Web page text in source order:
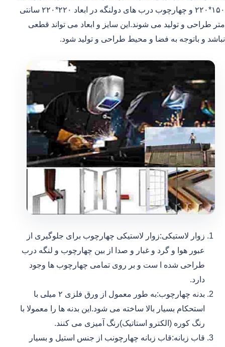
۱۵۰*۲۲۰ و چهارچوب درب های دولنگه در ابعاد ۲۲۰*۲۲۰ سانتی
متر طراحی و تولید می شوند.این سایز و ابعاد می تواند قطعی
نباشد و باتوجه به فضا و محیط طراحی و تولید شود.
زوار لاستیکی:زوار لاستیکی چهارچوب برای جلوگیری از
عبور هوا و گرد و غبار و صدا از بین چهارچوب و لنگه درب
طراحی شده ا ست و بر روی تمامی چهارچوب ها وجود
دارد.
بدنه چهارچوب:به طور معمول از ورق فلزی ۲ میلی با
استحکام بسیار بالا ساخته می شود.این بدنه ها را معمولا با
رنگ کوره (الکترو استاتیک)رنگ آمیزی می کنند.
قاب زبانه:قاب زبانه چهارچونب از جنس استیل و بسیار